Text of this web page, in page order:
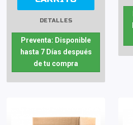
DETALLES
Preventa: Disponible
hasta 7 Días después
de tu compra